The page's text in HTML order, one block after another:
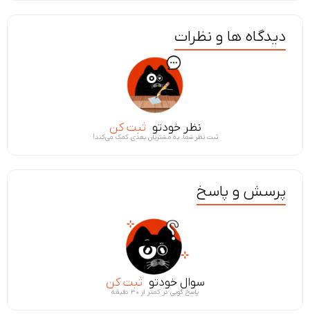
دیدگاه ها و نظرات
نظر خودتو ثبت کن
ثبت نظر شما، به مشتریان بعدی کمک می‌کند!
پرسش و پاسخ
سوال خودتو ثبت کن
پاسخ گویی در کمتر از ۳۰ دقیقه